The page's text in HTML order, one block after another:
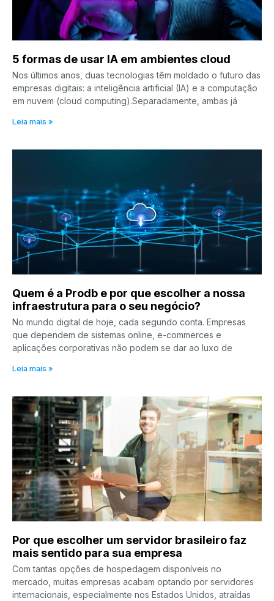
5 formas de usar IA em ambientes cloud
Nos últimos anos, duas tecnologias têm moldado o futuro das
empresas digitais: a inteligência artificial (IA) e a computação
em nuvem (cloud computing).Separadamente, ambas já
Leia mais »
Quem é a Prodb e por que escolher a nossa
infraestrutura para o seu negócio?
No mundo digital de hoje, cada segundo conta. Empresas
que dependem de sistemas online, e-commerces e
aplicações corporativas não podem se dar ao luxo de
Leia mais »
Por que escolher um servidor brasileiro faz
mais sentido para sua empresa
Com tantas opções de hospedagem disponíveis no
mercado, muitas empresas acabam optando por servidores
internacionais, especialmente nos Estados Unidos, atraídas